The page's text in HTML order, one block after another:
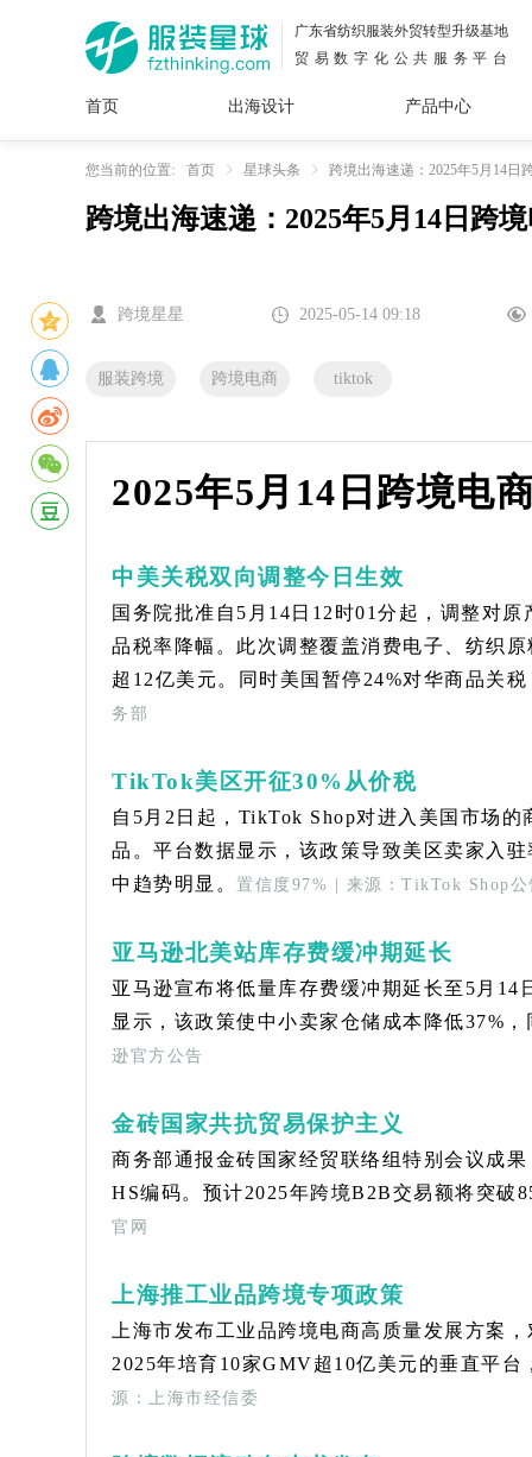
广东省纺织服装外贸转型升级基地
贸易数字化公共服务平台
首页 出海设计
面料
花型
插画
图案
服装
设计
产品中心
女装
内衣
男装
运动
服
童装
牛仔
服装
您当前的位置: 首页 星球头条 跨境出海速递：2025年5月14日
跨境出海速递：2025年5月14日跨
跨境星星 2025-05-14 09:18
服装跨境 跨境电商 tiktok
2025年5月14日跨境电
中美关税双向调整今日生效
国务院批准自5月14日12时01分起，调整对
品税率降幅。此次调整覆盖消费电子、纺织
超12亿美元。同时美国暂停24%对华商品关
务部
TikTok美区开征30%从价税
自5月2日起，TikTok Shop对进入美国市场
品。平台数据显示，该政策导致美区卖家入
中趋势明显。 置信度97% | 来源：TikTok Shop公
亚马逊北美站库存费缓冲期延长
亚马逊宣布将低量库存费缓冲期延长至5月
显示，该政策使中小卖家仓储成本降低37%
逊官方公告
金砖国家共抗贸易保护主义
商务部通报金砖国家经贸联络组特别会议成
HS编码。预计2025年跨境B2B交易额将突破
官网
上海推工业品跨境专项政策
上海市发布工业品跨境电商高质量发展方案
2025年培育10家GMV超10亿美元的垂直平
源：上海市经信委